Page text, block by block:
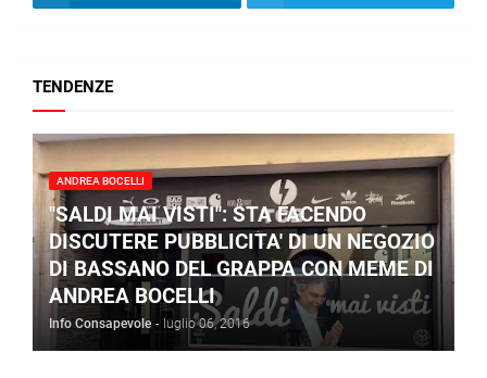
TENDENZE
ANDREA BOCELLI
"SALDI MAI VISTI": STA FACENDO
DISCUTERE PUBBLICITA' DI UN NEGOZIO
DI BASSANO DEL GRAPPA CON MEME DI
ANDREA BOCELLI
Info Consapevole - luglio 06, 2016